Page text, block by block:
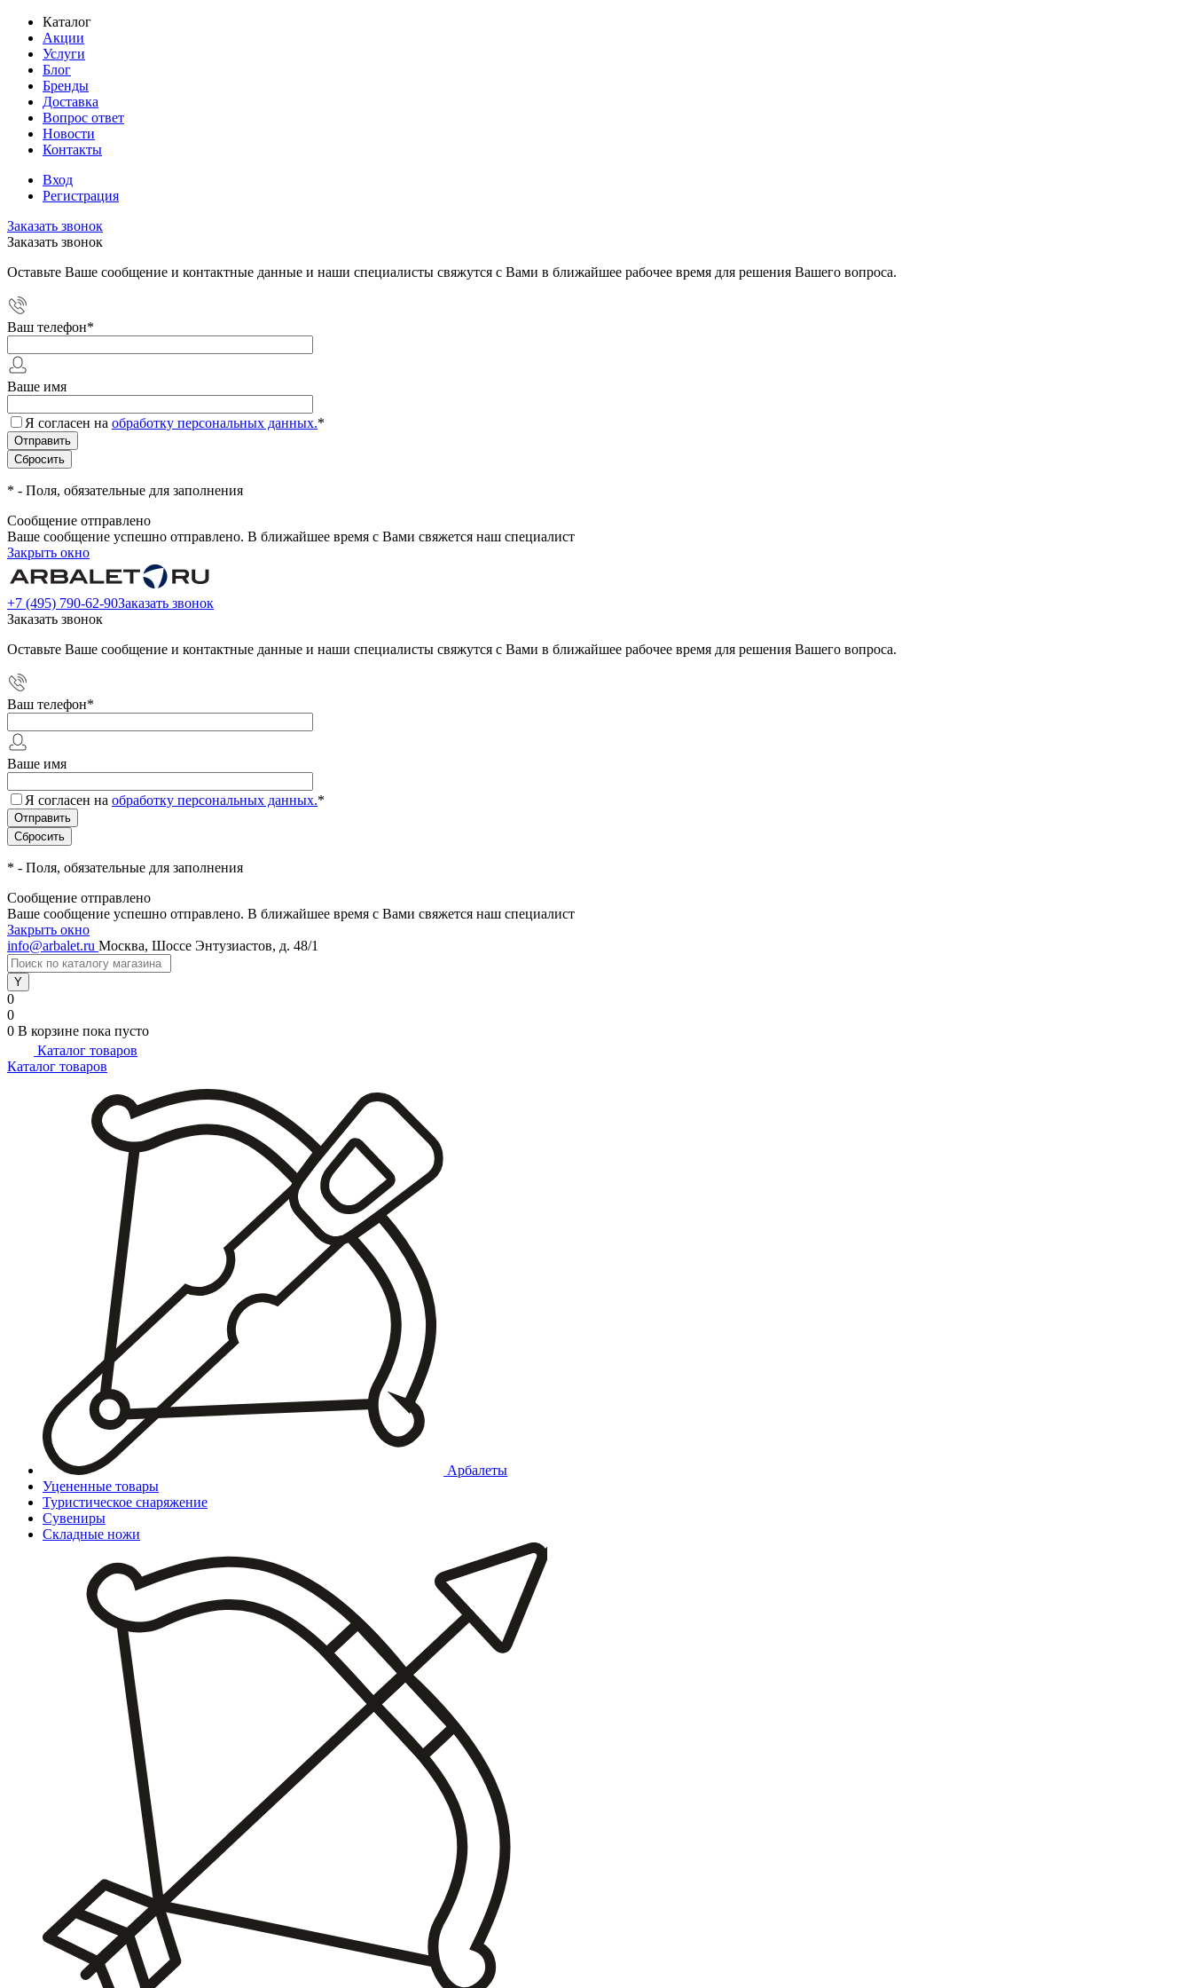
Каталог
Акции
Услуги
Блог
Бренды
Доставка
Вопрос ответ
Новости
Контакты
Вход
Регистрация
Заказать звонок
Заказать звонок
Оставьте Ваше сообщение и контактные данные и наши специалисты свяжутся с Вами в ближайшее рабочее время для решения Вашего вопроса.
Ваш телефон*
Ваше имя
Я согласен на обработку персональных данных.*
* - Поля, обязательные для заполнения
Сообщение отправлено
Ваше сообщение успешно отправлено. В ближайшее время с Вами свяжется наш специалист
Закрыть окно
+7 (495) 790-62-90Заказать звонок
Заказать звонок
Оставьте Ваше сообщение и контактные данные и наши специалисты свяжутся с Вами в ближайшее рабочее время для решения Вашего вопроса.
Ваш телефон*
Ваше имя
Я согласен на обработку персональных данных.*
* - Поля, обязательные для заполнения
Сообщение отправлено
Ваше сообщение успешно отправлено. В ближайшее время с Вами свяжется наш специалист
Закрыть окно
info@arbalet.ru Москва, Шоссе Энтузиастов, д. 48/1
0
0
0 В корзине пока пусто
Каталог товаров
Каталог товаров
Арбалеты
Уцененные товары
Туристическое снаряжение
Сувениры
Складные ножи